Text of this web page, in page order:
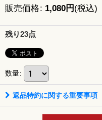
販売価格: 1,080円 (税込)
残り23点
数量:
返品特約に関する重要事項